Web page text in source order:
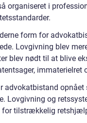
organiseret i
form for
Lovgivning blev
blev nødt til at blive
immaterielret
advokatbistand
Lovgivning og
for tilstrækkelig